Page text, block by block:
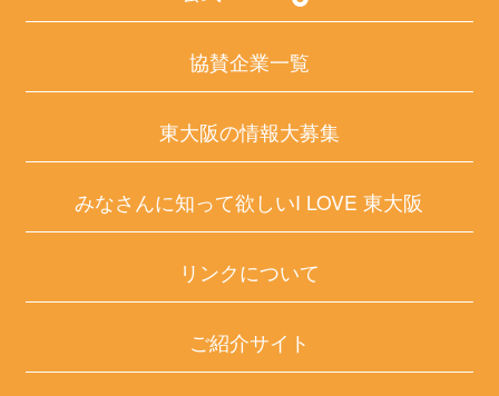
協賛企業一覧
東大阪の情報大募集
みなさんに知って欲しいI LOVE 東大阪
リンクについて
ご紹介サイト